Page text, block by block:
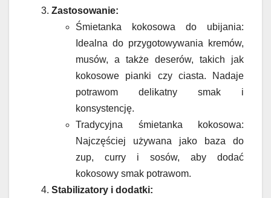
Zastosowanie:
Śmietanka kokosowa do ubijania:
Idealna do przygotowywania kremów,
musów, a także deserów, takich jak
kokosowe pianki czy ciasta. Nadaje
potrawom delikatny smak i
konsystencję.
Tradycyjna śmietanka kokosowa:
Najczęściej używana jako baza do
zup, curry i sosów, aby dodać
kokosowy smak potrawom.
Stabilizatory i dodatki: